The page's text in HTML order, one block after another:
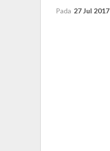
Pada 27 Jul 2017